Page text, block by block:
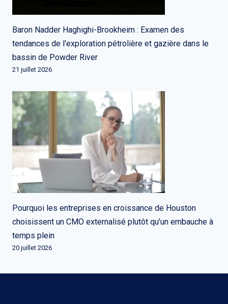
Baron Nadder Haghighi-Brookheim : Examen des
tendances de l'exploration pétrolière et gazière dans le
bassin de Powder River
21 juillet 2026
Pourquoi les entreprises en croissance de Houston
choisissent un CMO externalisé plutôt qu'un embauche à
temps plein
20 juillet 2026